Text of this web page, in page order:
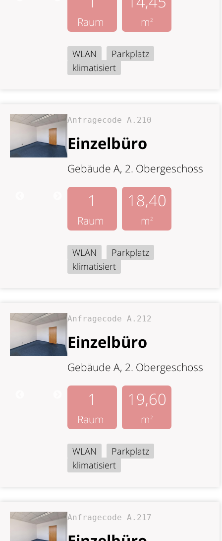
Raum m2
WLAN
Parkplatz
klimatisiert
Anfragecode A.210
Einzelbüro
Gebäude A, 2. Obergeschoss
1
Raum
18,40
m2
WLAN
Parkplatz
klimatisiert
Anfragecode A.212
Einzelbüro
Gebäude A, 2. Obergeschoss
1
Raum
19,60
m2
WLAN
Parkplatz
klimatisiert
Anfragecode A.217